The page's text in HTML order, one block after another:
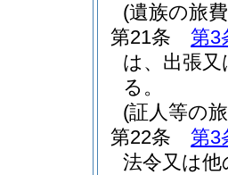
(遺族の旅
第21条
第3
は、出張
る。
(証人等の
第22条
第3
法令又は